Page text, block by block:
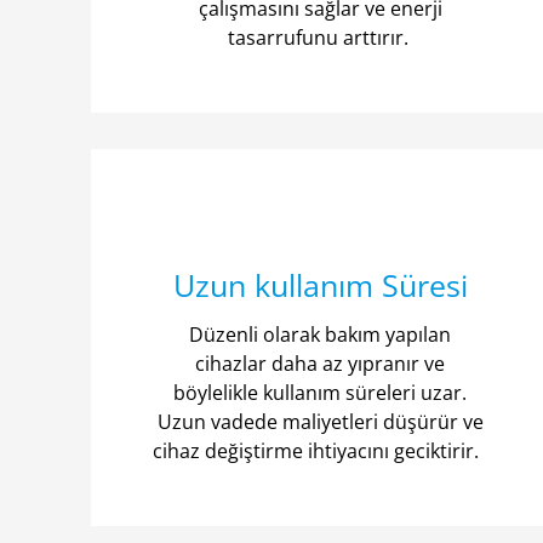
çalışmasını sağlar ve enerji
tasarrufunu arttırır.
Uzun kullanım Süresi
Düzenli olarak bakım yapılan
cihazlar daha az yıpranır ve
böylelikle kullanım süreleri uzar.
Uzun vadede maliyetleri düşürür ve
cihaz değiştirme ihtiyacını geciktirir.